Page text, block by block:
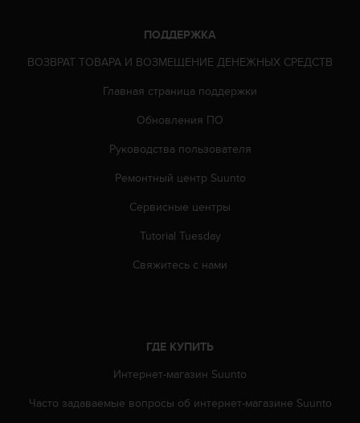
ПОДДЕРЖКА
ВОЗВРАТ ТОВАРА И ВОЗМЕЩЕНИЕ ДЕНЕЖНЫХ СРЕДСТВ
Главная страница поддержки
Обновления ПО
Руководства пользователя
Ремонтный центр Suunto
Сервисные центры
Tutorial Tuesday
Свяжитесь с нами
ГДЕ КУПИТЬ
Интернет-магазин Suunto
Часто задаваемые вопросы oб интернет-магазине Suunto